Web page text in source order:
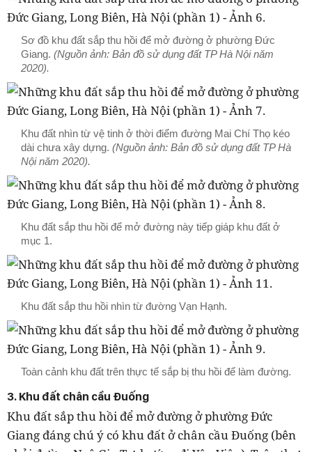
Sơ đồ khu đất sắp thu hồi để mở đường ở phường Đức
Giang. (Nguồn ảnh: Bản đồ sử dụng đất TP Hà Nội năm
2020).
Khu đất nhìn từ vệ tinh ở thời điểm đường Mai Chí Thọ kéo
dài chưa xây dựng. (Nguồn ảnh: Bản đồ sử dụng đất TP Hà
Nội năm 2020).
Khu đất sắp thu hồi để mở đường này tiếp giáp khu đất ở
mục 1.
Khu đất sắp thu hồi nhìn từ đường Vạn Hạnh.
Toàn cảnh khu đất trên thực tế sắp bị thu hồi để làm đường.
3. Khu đất chân cầu Đuống
Khu đất sắp thu hồi để mở đường ở phường Đức
Giang đáng chú ý có khu đất ở chân cầu Đuống (bên